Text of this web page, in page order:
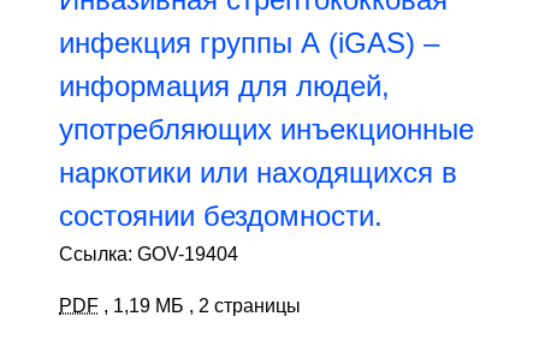
инфекция группы А (iGAS) –
информация для людей,
употребляющих инъекционные
наркотики или находящихся в
состоянии бездомности.
Ссылка: GOV-19404
PDF , 1,19 МБ , 2 страницы